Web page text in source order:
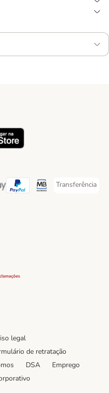
Method
Method
Pay Payment Method
PayPal Payment Method
Multibanco Payment
Transferência
Transferência
Method
legal
de retratação
DSA
Emprego